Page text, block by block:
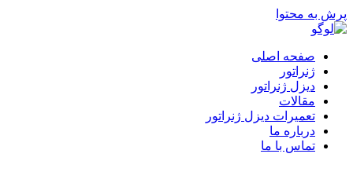
پرش به محتوا
صفحه اصلی
ژنراتور
دیزل ژنراتور
مقالات
تعمیرات دیزل ژنراتور
درباره ما
تماس با ما